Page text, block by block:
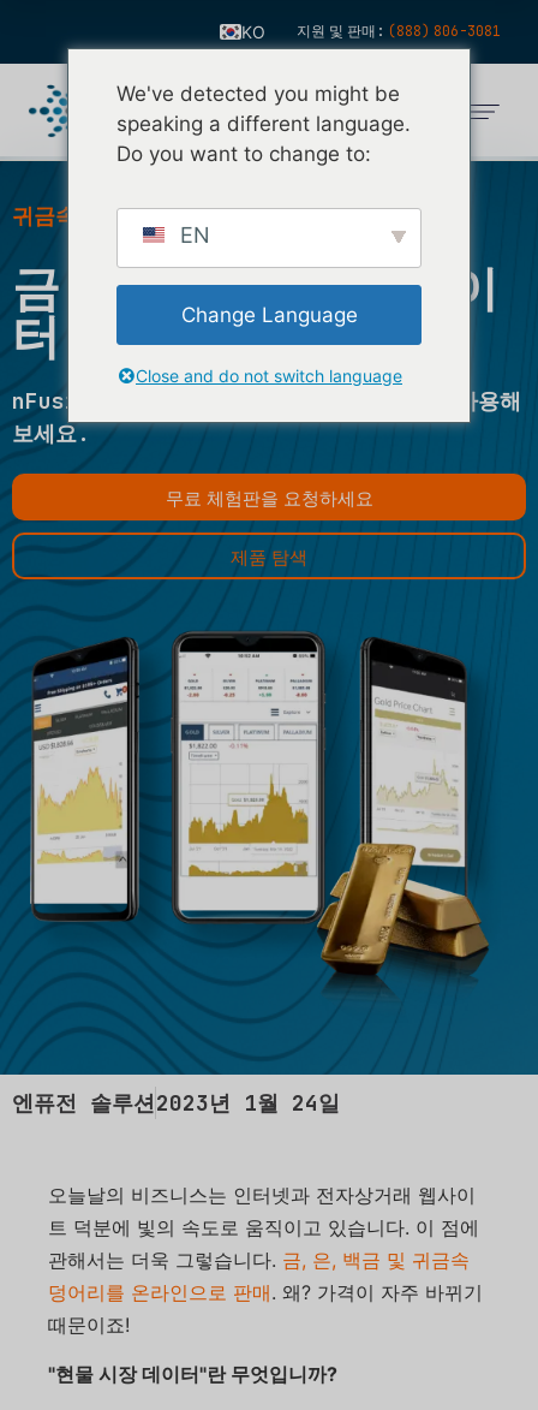
KO
ES
FR
DE
ZH
NL
PT
지원 및 판매: (888) 806-3081
귀금속 시장의 #1 소프트웨어 공급업체
금 및 은 현물 시장 데이
터 소싱 - 중요한 이유
nFusion 소프트웨어를 14일 동안 무료로 사용해
보세요.
무료 체험판을 요청하세요
제품 탐색
엔퓨전 솔루션2023년 1월 24일
오늘날의 비즈니스는 인터넷과 전자상거래 웹사이
트 덕분에 빛의 속도로 움직이고 있습니다. 이 점에
관해서는 더욱 그렇습니다. 금, 은, 백금 및 귀금속
덩어리를 온라인으로 판매. 왜? 가격이 자주 바뀌기
때문이죠!
"현물 시장 데이터"란 무엇입니까?
We've detected you might be
speaking a different language.
Do you want to change to:
EN
Change Language
Close and do not switch language